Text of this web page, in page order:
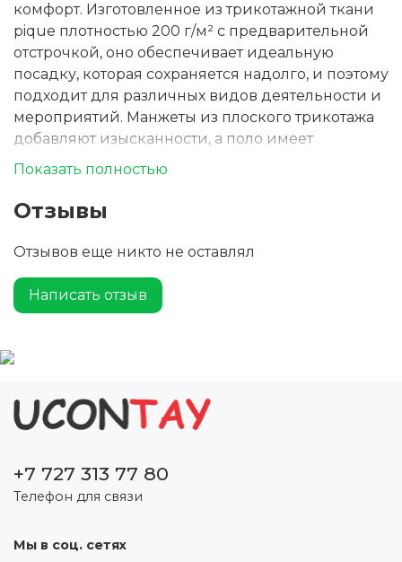
комфорт. Изготовленное из трикотажной ткани
pique плотностью 200 г/м² с предварительной
отстрочкой, оно обеспечивает идеальную
посадку, которая сохраняется надолго, и поэтому
подходит для различных видов деятельности и
мероприятий. Манжеты из плоского трикотажа
добавляют изысканности, а поло имеет
приталенную форму для создания
отделкой атласной лентой и передний
комфорта. Предлагается в ряде ярких цветов.
Показать полностью
Отзывы
Отзывов еще никто не оставлял
Написать отзыв
+7 727 313 77 80
Телефон для связи
Мы в соц. сетях